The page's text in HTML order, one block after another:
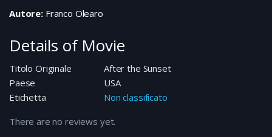
Autore:Franco Olearo
Details of Movie
Titolo Originale
After the Sunset
Paese
USA
Etichetta
Non classificato
There are no reviews yet.